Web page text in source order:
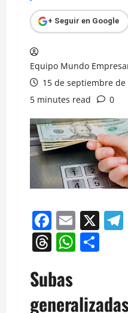
+ Seguir en Google
Equipo Mundo
15 de septiembre de
5 minutes read
0
Email
X
Threads
Subas